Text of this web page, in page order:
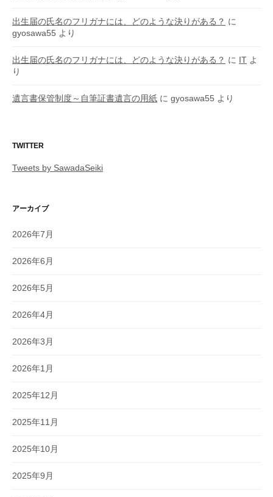
出生届の氏名のフリガナには、どのような決りがある？ に
gyosawa55 より
出生届の氏名のフリガナには、どのような決りがある？ に IT よ
り
遺言書保管制度～自筆証書遺言の用紙 に gyosawa55 より
TWITTER
Tweets by SawadaSeiki
アーカイブ
2026年7月
2026年6月
2026年5月
2026年4月
2026年3月
2026年1月
2025年12月
2025年11月
2025年10月
2025年9月